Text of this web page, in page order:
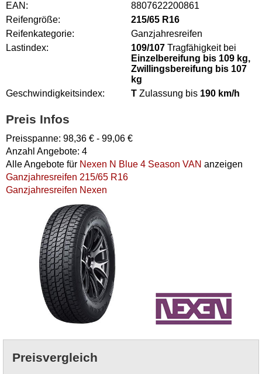
EAN:
8807622200861
Reifengröße:
215/65 R16
Reifenkategorie:
Ganzjahresreifen
Lastindex:
109/107 Tragfähigkeit bei
Einzelbereifung bis 109 kg,
Zwillingsbereifung bis 107
kg
Geschwindigkeitsindex:
T Zulassung bis 190 km/h
Preis Infos
Preisspanne: 98,36 € - 99,06 €
Anzahl Angebote: 4
Alle Angebote für Nexen N Blue 4 Season VAN anzeigen
Ganzjahresreifen 215/65 R16
Ganzjahresreifen Nexen
Preisvergleich